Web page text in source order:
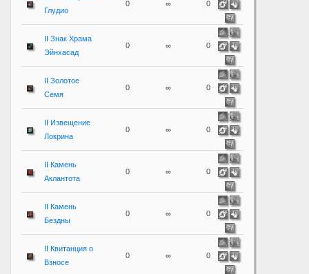
Глудио
0 ∞ 0
II Знак Храма
Эйнхасад
0 ∞ 0
II Золотое
Семя
0 ∞ 0
II Извещение
Локрина
0 ∞ 0
II Камень
Аклантота
0 ∞ 0
II Камень
Бездны
0 ∞ 0
II Квитанция о
Взносе
0 ∞ 0